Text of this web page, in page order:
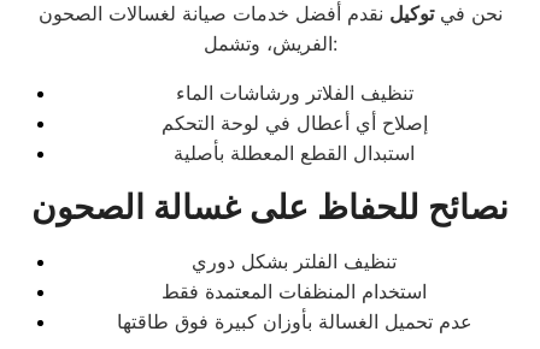
نحن فيتوكيل نقدم أفضل خدمات صيانة لغسالات الصحون
الفريش، وتشمل:
تنظيف الفلاتر ورشاشات الماء
إصلاح أي أعطال في لوحة التحكم
استبدال القطع المعطلة بأصلية
نصائح للحفاظ على غسالة الصحون
تنظيف الفلتر بشكل دوري
استخدام المنظفات المعتمدة فقط
عدم تحميل الغسالة بأوزان كبيرة فوق طاقتها